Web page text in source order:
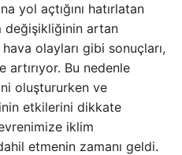
yol açtığını hatırlatan
değişikliğinin artan
hava olayları gibi sonuçları,
artırıyor. Bu nedenle
oluştururken ve
etkilerini dikkate
iklim
etmenin zamanı geldi.